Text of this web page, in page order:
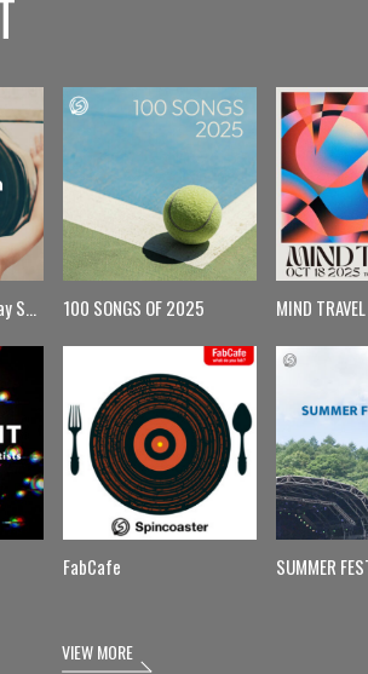
【月曜更新】Monday Spin 100 SONGS OF 2025
FabCafe
MIND TRAVEL
SUMMER
VIEW MORE